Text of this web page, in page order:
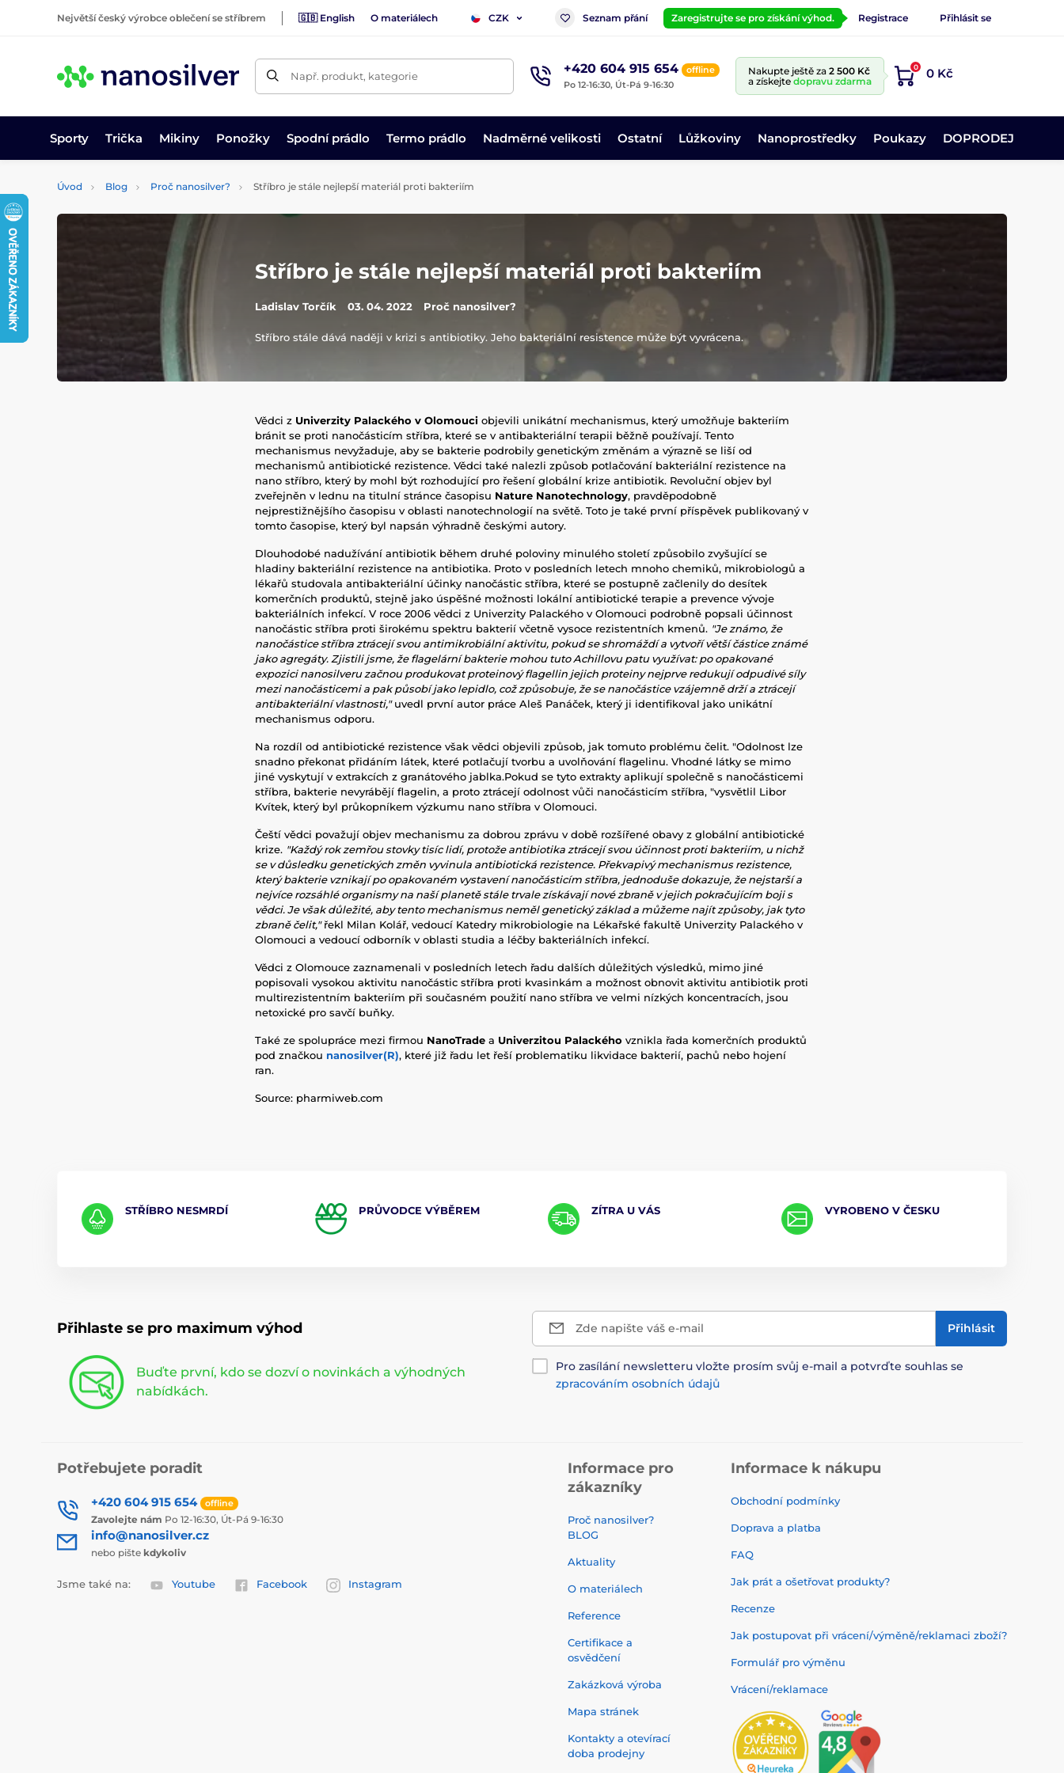
Největší český výrobce oblečení se stříbrem 🇬🇧 English O materiálech CZK Seznam přání Zaregistrujte se pro získání výhod. Registrace Přihlásit se
Např. produkt, kategorie +420 604 915 654
offline
Po 12-16:30, Út-Pá 9-16:30
Nakupte ještě za 2 500 Kč
a získejte dopravu zdarma
0 0 Kč
Sporty Trička Mikiny Ponožky Spodní prádlo Termo prádlo Nadměrné velikosti Ostatní Lůžkoviny Nanoprostředky Poukazy DOPRODEJ
Úvod Blog Proč nanosilver? Stříbro je stále nejlepší materiál proti bakteriím
Stříbro je stále nejlepší materiál proti bakteriím
Ladislav Torčík 03. 04. 2022 Proč nanosilver?
Stříbro stále dává naději v krizi s antibiotiky. Jeho bakteriální resistence může být vyvrácena.
Vědci z Univerzity Palackého v Olomouci objevili unikátní mechanismus, který umožňuje bakteriím
bránit se proti nanočásticím stříbra, které se v antibakteriální terapii běžně používají. Tento
mechanismus nevyžaduje, aby se bakterie podrobily genetickým změnám a výrazně se liší od
mechanismů antibiotické rezistence. Vědci také nalezli způsob potlačování bakteriální rezistence na
nano stříbro, který by mohl být rozhodující pro řešení globální krize antibiotik. Revoluční objev byl
zveřejněn v lednu na titulní stránce časopisu Nature Nanotechnology, pravděpodobně
nejprestižnějšího časopisu v oblasti nanotechnologií na světě. Toto je také první příspěvek publikovaný v
tomto časopise, který byl napsán výhradně českými autory.
Dlouhodobé nadužívání antibiotik během druhé poloviny minulého století způsobilo zvyšující se
hladiny bakteriální rezistence na antibiotika. Proto v posledních letech mnoho chemiků, mikrobiologů a
lékařů studovala antibakteriální účinky nanočástic stříbra, které se postupně začlenily do desítek
komerčních produktů, stejně jako úspěšné možnosti lokální antibiotické terapie a prevence vývoje
bakteriálních infekcí. V roce 2006 vědci z Univerzity Palackého v Olomouci podrobně popsali účinnost
nanočástic stříbra proti širokému spektru bakterií včetně vysoce rezistentních kmenů. "Je známo, že
nanočástice stříbra ztrácejí svou antimikrobiální aktivitu, pokud se shromáždí a vytvoří větší částice známé
jako agregáty. Zjistili jsme, že flagelární bakterie mohou tuto Achillovu patu využívat: po opakované
expozici nanosilveru začnou produkovat proteinový flagellin jejich proteiny nejprve redukují odpudivé síly
mezi nanočásticemi a pak působí jako lepidlo, což způsobuje, že se nanočástice vzájemně drží a ztrácejí
antibakteriální vlastnosti,"uvedl první autor práce Aleš Panáček, který ji identifikoval jako unikátní
mechanismus odporu.
Na rozdíl od antibiotické rezistence však vědci objevili způsob, jak tomuto problému čelit. "Odolnost lze
snadno překonat přidáním látek, které potlačují tvorbu a uvolňování flagelinu. Vhodné látky se mimo
jiné vyskytují v extrakcích z granátového jablka.Pokud se tyto extrakty aplikují společně s nanočásticemi
stříbra, bakterie nevyrábějí flagelin, a proto ztrácejí odolnost vůči nanočásticím stříbra, "vysvětlil Libor
Kvítek, který byl průkopníkem výzkumu nano stříbra v Olomouci.
Čeští vědci považují objev mechanismu za dobrou zprávu v době rozšířené obavy z globální antibiotické
krize. "Každý rok zemřou stovky tisíc lidí, protože antibiotika ztrácejí svou účinnost proti bakteriím, u nichž
se v důsledku genetických změn vyvinula antibiotická rezistence. Překvapivý mechanismus rezistence,
který bakterie vznikají po opakovaném vystavení nanočásticím stříbra, jednoduše dokazuje, že nejstarší a
nejvícerozsáhlé organismy na naší planetě stále trvale získávají nové zbraně v jejich pokračujícím boji s
vědci. Je však důležité, aby tento mechanismus neměl genetický základ a můžeme najít způsoby, jak tyto
zbraně čelit,"řekl Milan Kolář, vedoucí Katedry mikrobiologie na Lékařské fakultě Univerzity Palackého v
Olomouci a vedoucí odborník v oblasti studia a léčby bakteriálních infekcí.
Vědci z Olomouce zaznamenali v posledních letech řadu dalších důležitých výsledků, mimo jiné
popisovali vysokou aktivitu nanočástic stříbra proti kvasinkám a možnost obnovit aktivitu antibiotik proti
multirezistentním bakteriím při současném použití nano stříbra ve velmi nízkých koncentracích, jsou
netoxické pro savčí buňky.
Také ze spolupráce mezi firmou NanoTrade a Univerzitou Palackého vznikla řada komerčních produktů
pod značkou nanosilver(R), které již řadu let řeší problematiku likvidace bakterií, pachů nebo hojení
ran.
Source: pharmiweb.com
STŘÍBRO NESMRDÍ PRŮVODCE VÝBĚREM ZÍTRA U VÁS VYROBENO V ČESKU
Přihlaste se pro maximum výhod
Buďte první, kdo se dozví o novinkách a výhodných
nabídkách.
Zde napište váš e-mail Přihlásit
Pro zasílání newsletteru vložte prosím svůj e-mail a potvrďte souhlas se
zpracováním osobních údajů
Potřebujete poradit
+420 604 915 654 offline
Zavolejte nám Po 12-16:30, Út-Pá 9-16:30
info@nanosilver.cz
nebo pište kdykoliv
Jsme také na: Youtube Facebook Instagram
Informace pro
zákazníky
Proč nanosilver?
BLOG
Aktuality
O materiálech
Reference
Certifikace a
osvědčení
Zakázková výroba
Mapa stránek
Kontakty a otevírací
doba prodejny
Informace k nákupu
Obchodní podmínky
Doprava a platba
FAQ
Jak prát a ošetřovat produkty?
Recenze
Jak postupovat při vrácení/výměně/reklamaci zboží?
Formulář pro výměnu
Vrácení/reklamace